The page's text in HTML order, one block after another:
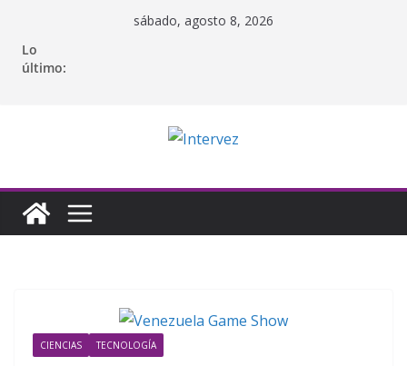
contenido
sábado, agosto 8, 2026
Lo
último:
CIENCIAS TECNOLOGÍA